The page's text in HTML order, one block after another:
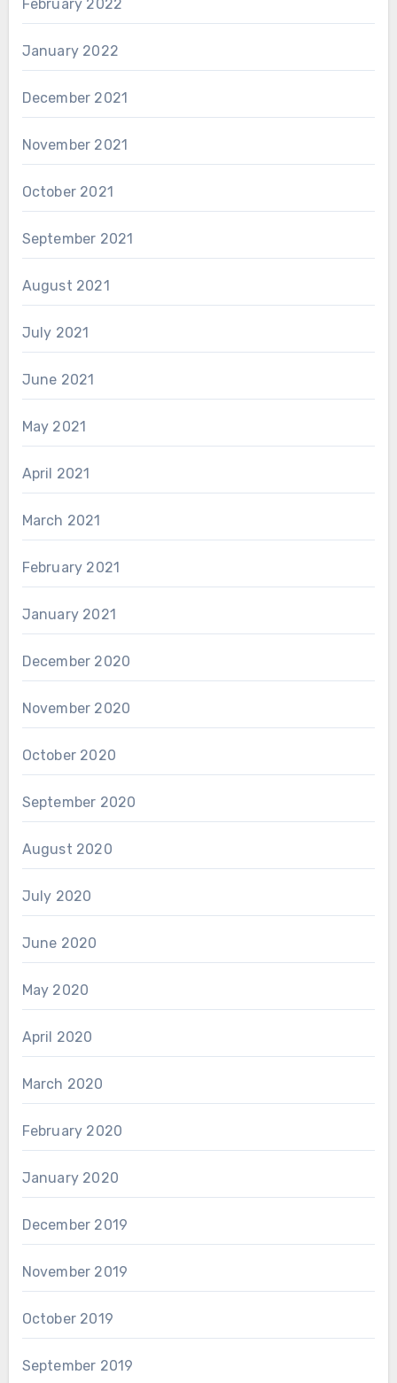
February 2022
January 2022
December 2021
November 2021
October 2021
September 2021
August 2021
July 2021
June 2021
May 2021
April 2021
March 2021
February 2021
January 2021
December 2020
November 2020
October 2020
September 2020
August 2020
July 2020
June 2020
May 2020
April 2020
March 2020
February 2020
January 2020
December 2019
November 2019
October 2019
September 2019